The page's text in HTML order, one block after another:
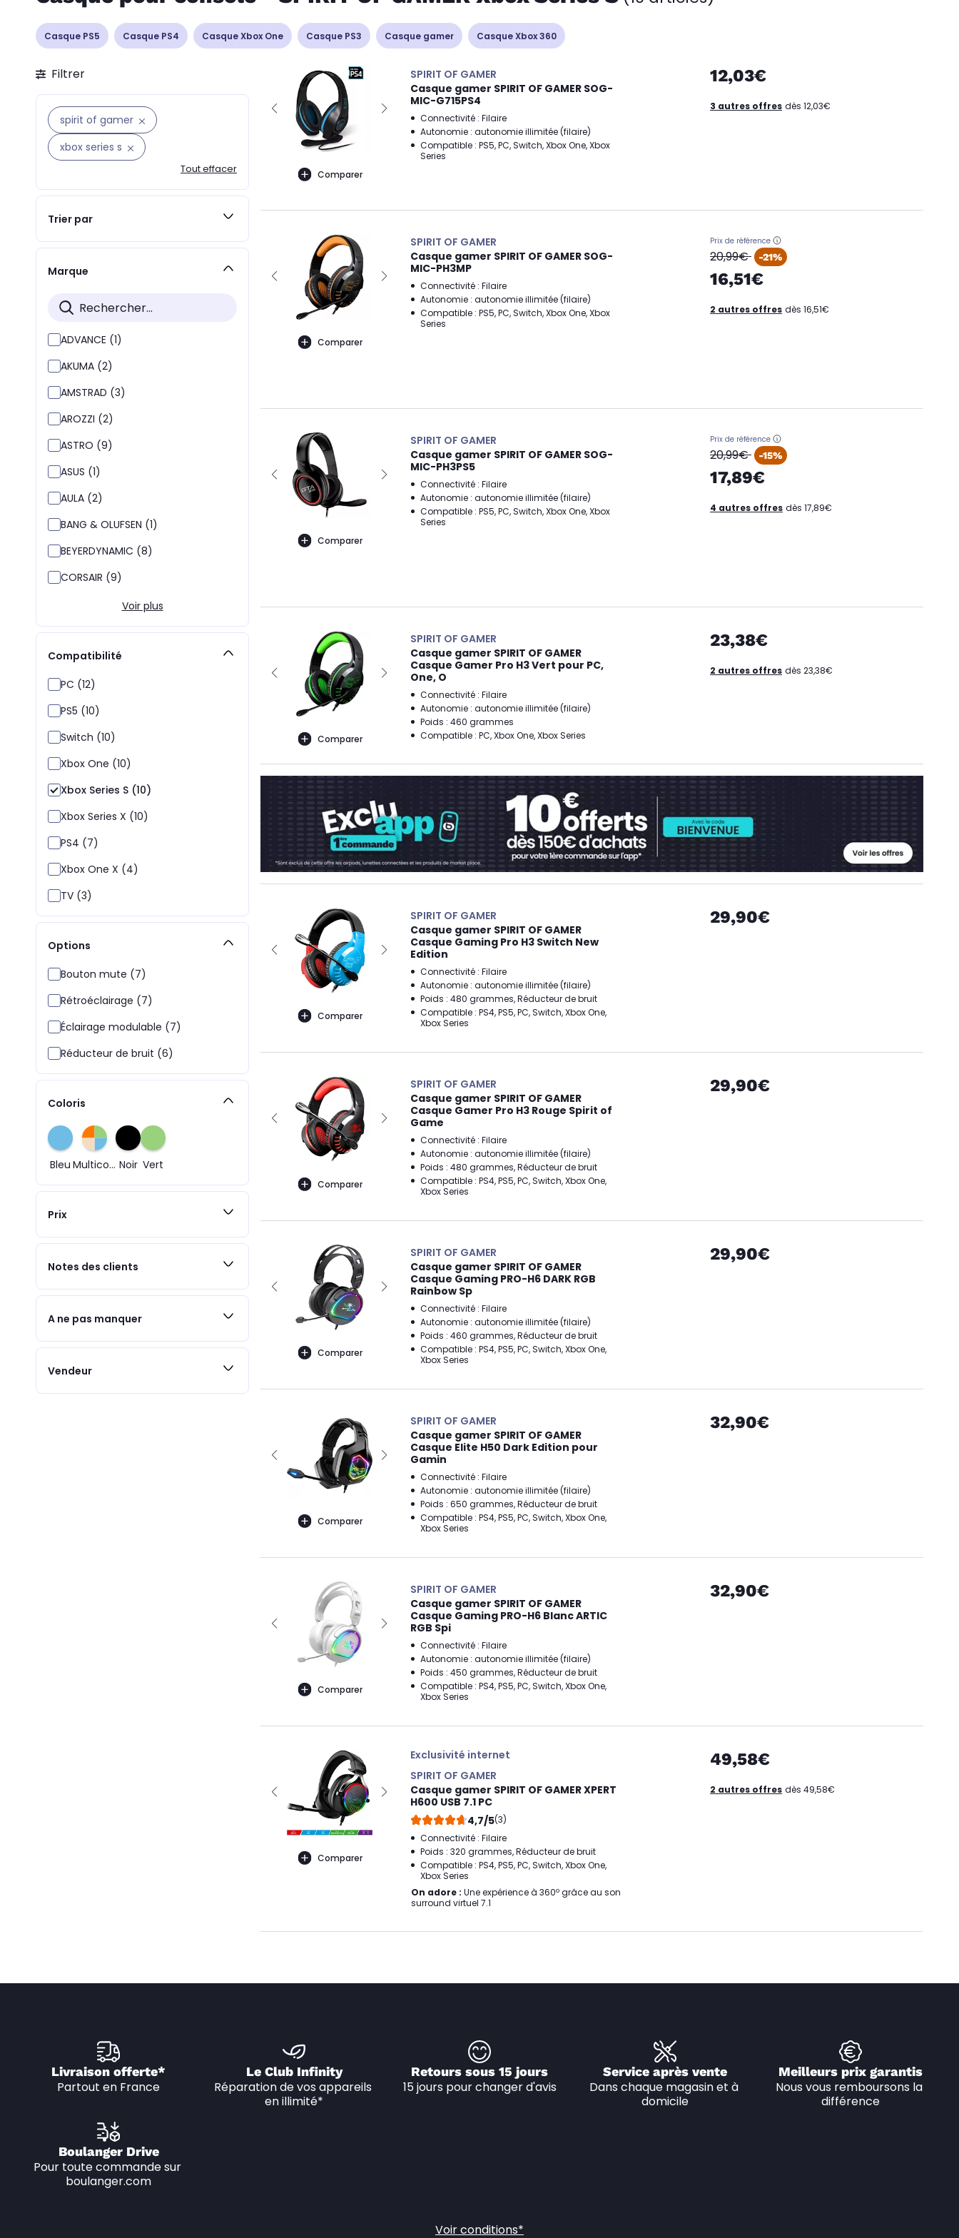
Casque PS5 Casque PS4 Casque Xbox One Casque PS3 Casque gamer Casque Xbox 360
Filtrer
spirit of gamer
xbox series s
Tout effacer
Trier par
Marque
ADVANCE (1)
AKUMA (2)
AMSTRAD (3)
AROZZI (2)
ASTRO (9)
ASUS (1)
AULA (2)
BANG & OLUFSEN (1)
BEYERDYNAMIC (8)
CORSAIR (9)
Voir plus
Compatibilité
PC (12)
PS5 (10)
Switch (10)
Xbox One (10)
Xbox Series S (10)
Xbox Series X (10)
PS4 (7)
Xbox One X (4)
TV (3)
Options
Bouton mute (7)
Rétroéclairage (7)
Éclairage modulable (7)
Réducteur de bruit (6)
Coloris
Bleu Multicolore Noir Vert
Prix
Notes des clients
A ne pas manquer
Vendeur
Comparer
SPIRIT OF GAMER
Casque gamer SPIRIT OF GAMER SOG-
MIC-G715PS4
Connectivité : Filaire
Autonomie : autonomie illimitée (filaire)
Compatible : PS5, PC, Switch, Xbox One, Xbox
Series
12,03€
3 autres offres dès 12,03€
Comparer
SPIRIT OF GAMER
Casque gamer SPIRIT OF GAMER SOG-
MIC-PH3MP
Connectivité : Filaire
Autonomie : autonomie illimitée (filaire)
Compatible : PS5, PC, Switch, Xbox One, Xbox
Series
Prix de référence
oldPrice
20,99€ -21%
16,51€
2 autres offres dès 16,51€
Comparer
SPIRIT OF GAMER
Casque gamer SPIRIT OF GAMER SOG-
MIC-PH3PS5
Connectivité : Filaire
Autonomie : autonomie illimitée (filaire)
Compatible : PS5, PC, Switch, Xbox One, Xbox
Series
Prix de référence
oldPrice
20,99€ -15%
17,89€
4 autres offres dès 17,89€
Comparer
SPIRIT OF GAMER
Casque gamer SPIRIT OF GAMER
Casque Gamer Pro H3 Vert pour PC,
One, O
Connectivité : Filaire
Autonomie : autonomie illimitée (filaire)
Poids : 460 grammes
Compatible : PC, Xbox One, Xbox Series
23,38€
2 autres offres dès 23,38€
Comparer
SPIRIT OF GAMER
Casque gamer SPIRIT OF GAMER
Casque Gaming Pro H3 Switch New
Edition
Connectivité : Filaire
Autonomie : autonomie illimitée (filaire)
Poids : 480 grammes, Réducteur de bruit
Compatible : PS4, PS5, PC, Switch, Xbox One,
Xbox Series
29,90€
Comparer
SPIRIT OF GAMER
Casque gamer SPIRIT OF GAMER
Casque Gamer Pro H3 Rouge Spirit of
Game
Connectivité : Filaire
Autonomie : autonomie illimitée (filaire)
Poids : 480 grammes, Réducteur de bruit
Compatible : PS4, PS5, PC, Switch, Xbox One,
Xbox Series
29,90€
Comparer
SPIRIT OF GAMER
Casque gamer SPIRIT OF GAMER
Casque Gaming PRO-H6 DARK RGB
Rainbow Sp
Connectivité : Filaire
Autonomie : autonomie illimitée (filaire)
Poids : 460 grammes, Réducteur de bruit
Compatible : PS4, PS5, PC, Switch, Xbox One,
Xbox Series
29,90€
Comparer
SPIRIT OF GAMER
Casque gamer SPIRIT OF GAMER
Casque Elite H50 Dark Edition pour
Gamin
Connectivité : Filaire
Autonomie : autonomie illimitée (filaire)
Poids : 650 grammes, Réducteur de bruit
Compatible : PS4, PS5, PC, Switch, Xbox One,
Xbox Series
32,90€
Comparer
SPIRIT OF GAMER
Casque gamer SPIRIT OF GAMER
Casque Gaming PRO-H6 Blanc ARTIC
RGB Spi
Connectivité : Filaire
Autonomie : autonomie illimitée (filaire)
Poids : 450 grammes, Réducteur de bruit
Compatible : PS4, PS5, PC, Switch, Xbox One,
Xbox Series
32,90€
Comparer
Exclusivité internet
SPIRIT OF GAMER
Casque gamer SPIRIT OF GAMER XPERT
H600 USB 7.1 PC
4,7/5(3)
Connectivité : Filaire
Poids : 320 grammes, Réducteur de bruit
Compatible : PS4, PS5, PC, Switch, Xbox One,
Xbox Series
On adore : Une expérience à 360º grâce au son
surround virtuel 7.1
49,58€
2 autres offres dès 49,58€
Livraison offerte*
Partout en France
Le Club Infinity
Réparation de vos appareils
en illimité*
Retours sous 15 jours
15 jours pour changer d'avis
Service après vente
Dans chaque magasin et à
domicile
Meilleurs prix garantis
Nous vous remboursons la
différence
Boulanger Drive
Pour toute commande sur
boulanger.com
Voir conditions*